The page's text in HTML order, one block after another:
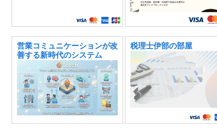
営業コミュニケーションが改
善する新時代のシステム
税理士伊部の部屋